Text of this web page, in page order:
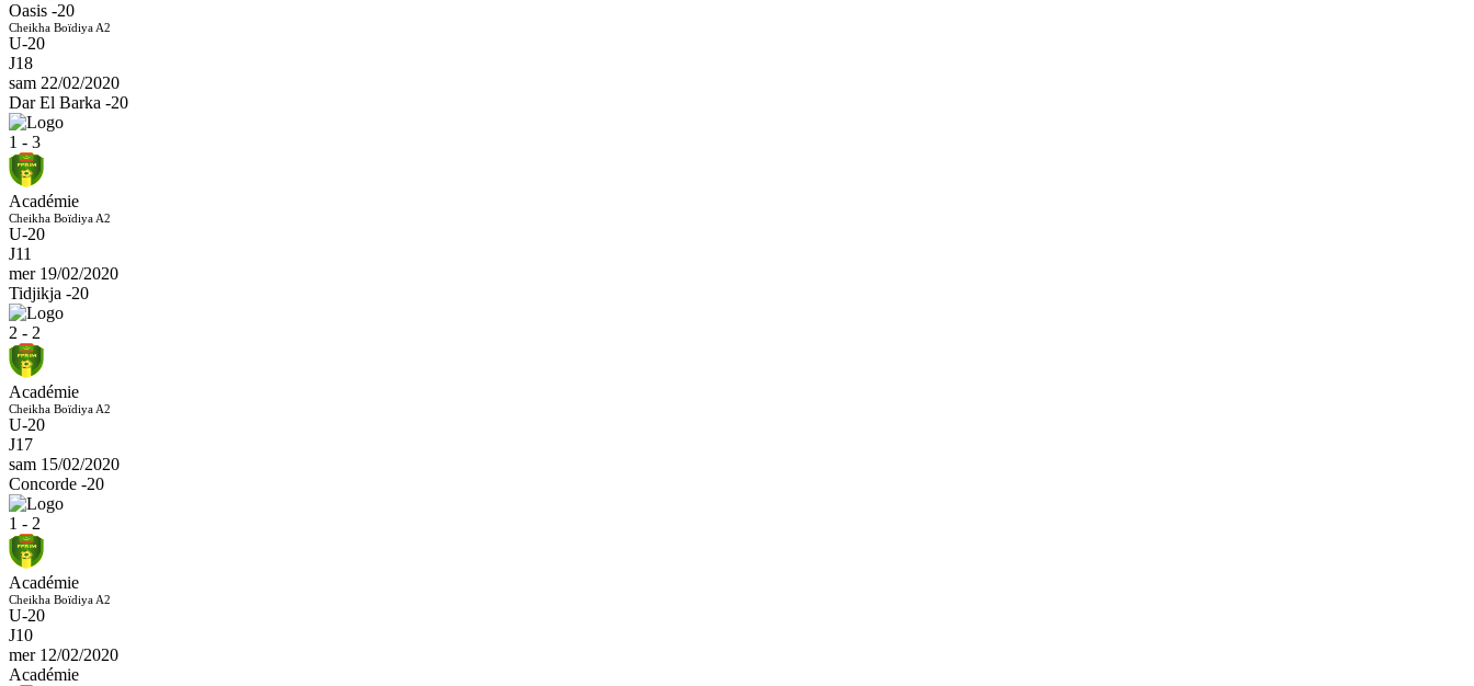
Oasis -20
Cheikha Boïdiya A2
U-20
J18
sam 22/02/2020
Dar El Barka -20
1 - 3
Académie
Cheikha Boïdiya A2
U-20
J11
mer 19/02/2020
Tidjikja -20
2 - 2
Académie
Cheikha Boïdiya A2
U-20
J17
sam 15/02/2020
Concorde -20
1 - 2
Académie
Cheikha Boïdiya A2
U-20
J10
mer 12/02/2020
Académie